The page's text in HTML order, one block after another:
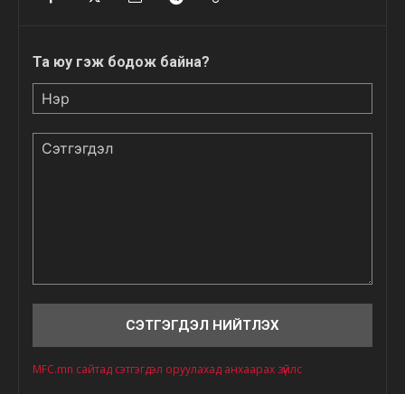
Та юу гэж бодож байна?
MFC.mn сайтад сэтгэгдэл оруулахад анхаарах зүйлс